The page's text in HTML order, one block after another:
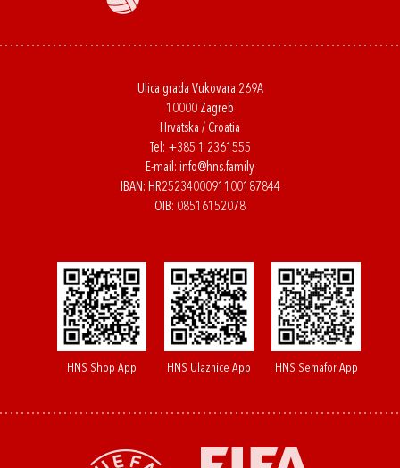
Ulica grada Vukovara 269A
10000 Zagreb
Hrvatska / Croatia
Tel: +385 1 2361555
E-mail: info@hns.family
IBAN: HR2523400091100187844
OIB: 08516152078
HNS Shop App HNS Ulaznice App HNS Semafor App